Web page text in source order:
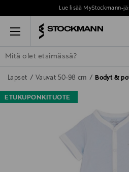
Lue lisää MyStockmann-
Menu
ETSI KAIKKI NAISET MIEHET
Lapset Vauvat 50-98 cm Bodyt &
ETUKUPONKITUOTE